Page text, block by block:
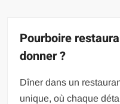
Pourboire
donner ?
Dîner dans un
unique, où chaque